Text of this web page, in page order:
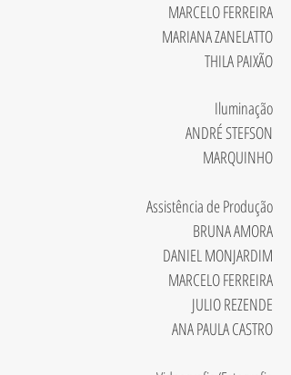
MARCELO FERREIRA
MARIANA ZANELATTO
THILA PAIXÃO
Iluminação
ANDRÉ STEFSON
MARQUINHO
Assistência de Produção
BRUNA AMORA
DANIEL MONJARDIM
MARCELO FERREIRA
JULIO REZENDE
ANA PAULA CASTRO